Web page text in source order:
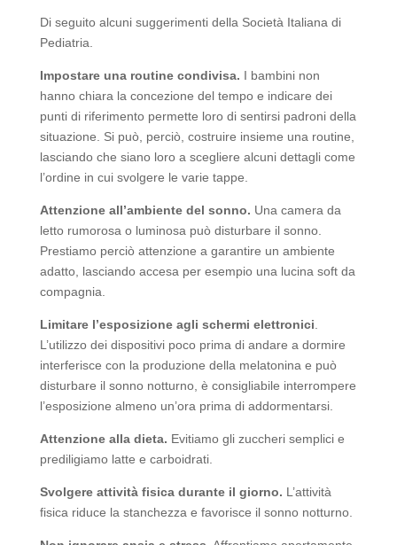
Di seguito alcuni suggerimenti della Società Italiana di
Pediatria.
Impostare una routine condivisa. I bambini non
hanno chiara la concezione del tempo e indicare dei
punti di riferimento permette loro di sentirsi padroni della
situazione. Si può, perciò, costruire insieme una routine,
lasciando che siano loro a scegliere alcuni dettagli come
l’ordine in cui svolgere le varie tappe.
Attenzione all’ambiente del sonno. Una camera da
letto rumorosa o luminosa può disturbare il sonno.
Prestiamo perciò attenzione a garantire un ambiente
adatto, lasciando accesa per esempio una lucina soft da
compagnia.
Limitare l’esposizione agli schermi elettronici.
L’utilizzo dei dispositivi poco prima di andare a dormire
interferisce con la produzione della melatonina e può
disturbare il sonno notturno, è consigliabile interrompere
l’esposizione almeno un’ora prima di addormentarsi.
Attenzione alla dieta. Evitiamo gli zuccheri semplici e
prediligiamo latte e carboidrati.
Svolgere attività fisica durante il giorno. L’attività
fisica riduce la stanchezza e favorisce il sonno notturno.